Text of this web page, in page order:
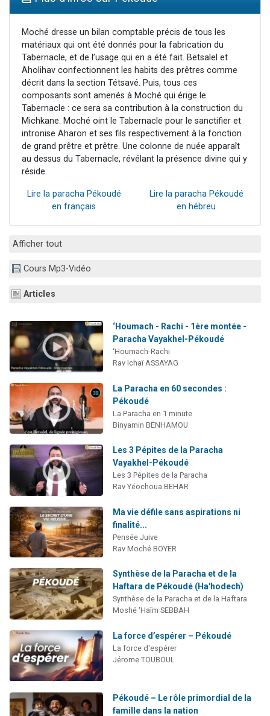
2 nouvelles musiques dans Torah-Box Music
Moché dresse un bilan comptable précis de tous les
matériaux qui ont été donnés pour la fabrication du
Tabernacle, et de l’usage qui en a été fait. Betsalel et
Aholihav confectionnent les habits des prêtres comme
décrit dans la section Tétsavé. Puis, tous ces
composants sont amenés à Moché qui érige le
Tabernacle : ce sera sa contribution à la construction du
Michkane. Moché oint le Tabernacle pour le sanctifier et
intronise Aharon et ses fils respectivement à la fonction
de grand prêtre et prêtre. Une colonne de nuée apparaît
au dessus du Tabernacle, révélant la présence divine qui y
réside.
Lire la paracha Pékoudé
en français
Lire la paracha Pékoudé
en hébreu
Afficher tout
Cours Mp3-Vidéo
Articles
‘Houmach - Rachi - 1ère montée -
Paracha Vayakhel-Pékoudé
‘Houmach-Rachi
Rav Ichaï ASSAYAG
La Paracha en 60 secondes :
Pékoudé
La Paracha en 1 minute
Binyamin BENHAMOU
Les 3 Pépites de la Paracha
Vayakhel-Pékoudé
Les 3 Pépites de la Paracha
Rav Yéochoua BEHAR
Ma vie défile sans aspirations ni
finalité...
Pensée Juive
Rav Moché BOYER
Synthèse de la Paracha et de la
Haftara de Pékoudé (Ha'hodech)
Synthèse de la Paracha et de la Haftara
Moshé 'Haïm SEBBAH
La force d’espérer – Pékoudé
La force d'espérer
Jérome TOUBOUL
Pékoudé – Le rôle primordial de la
famille dans la nation